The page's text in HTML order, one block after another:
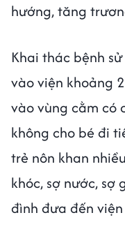
hướng, tăng
Khai thác bệnh
vào viện khoảng
vào vùng cằm có
không cho bé đi
trẻ nôn khan
khóc, sợ nước, sợ
đình đưa đến